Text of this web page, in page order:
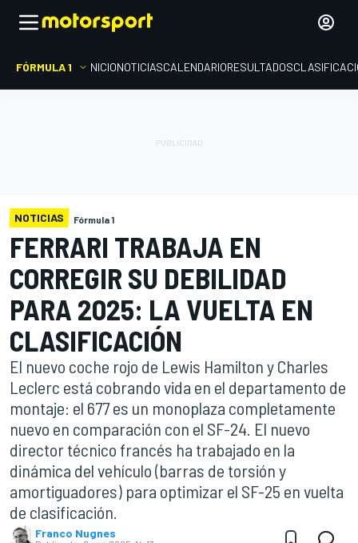
FÓRMULA 1 INICIONOTICIASCALENDARIORESULTADOS
NOTICIAS Fórmula 1
FERRARI TRABAJA EN
CORREGIR SU DEBILIDAD
PARA 2025: LA VUELTA EN
CLASIFICACIÓN
El nuevo coche rojo de Lewis Hamilton y Charles
Leclerc está cobrando vida en el departamento de
montaje: el 677 es un monoplaza completamente
nuevo en comparación con el SF-24. El nuevo
director técnico francés ha trabajado en la
dinámica del vehículo (barras de torsión y
amortiguadores) para optimizar el SF-25 en vuelta
de clasificación.
Franco Nugnes